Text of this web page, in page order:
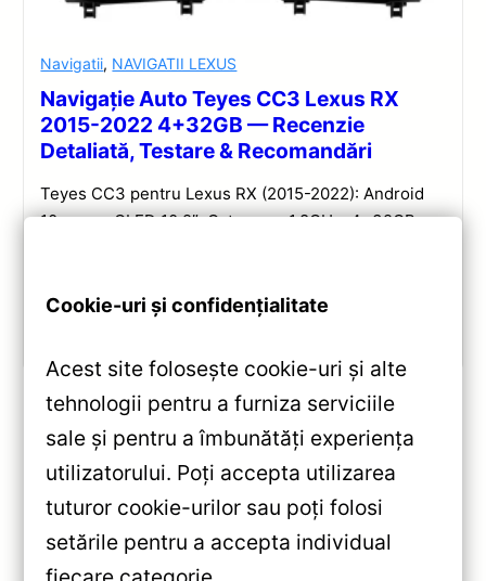
Navigatii, NAVIGATII LEXUS
Navigație Auto Teyes CC3 Lexus RX
2015-2022 4+32GB — Recenzie
Detaliată, Testare & Recomandări
Teyes CC3 pentru Lexus RX (2015-2022): Android
10, ecran QLED 10.2″, Octa-core 1.8GHz, 4+32GB,
«Navigație Auto X1 WiFi 9″ IPS
2+32GB pentru Mazda CX‑5
(2017‑2023) — Teyes —
Cookie-uri și confidențialitate
Acest site folosește cookie-uri și alte
tehnologii pentru a furniza serviciile
sale și pentru a îmbunătăți experiența
utilizatorului. Poți accepta utilizarea
tuturor cookie-urilor sau poți folosi
setările pentru a accepta individual